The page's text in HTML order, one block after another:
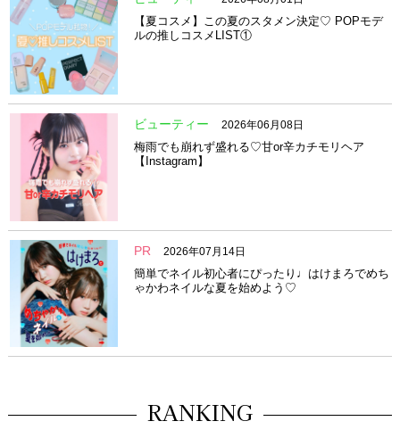
【夏コスメ】この夏のスタメン決定♡ POPモデ
ルの推しコスメLIST①
ビューティー 2026年06月08日
梅雨でも崩れず盛れる♡甘or辛カチモリヘア
【Instagram】
PR 2026年07月14日
簡単でネイル初心者にぴったり♩はけまろでめち
ゃかわネイルな夏を始めよう♡
RANKING